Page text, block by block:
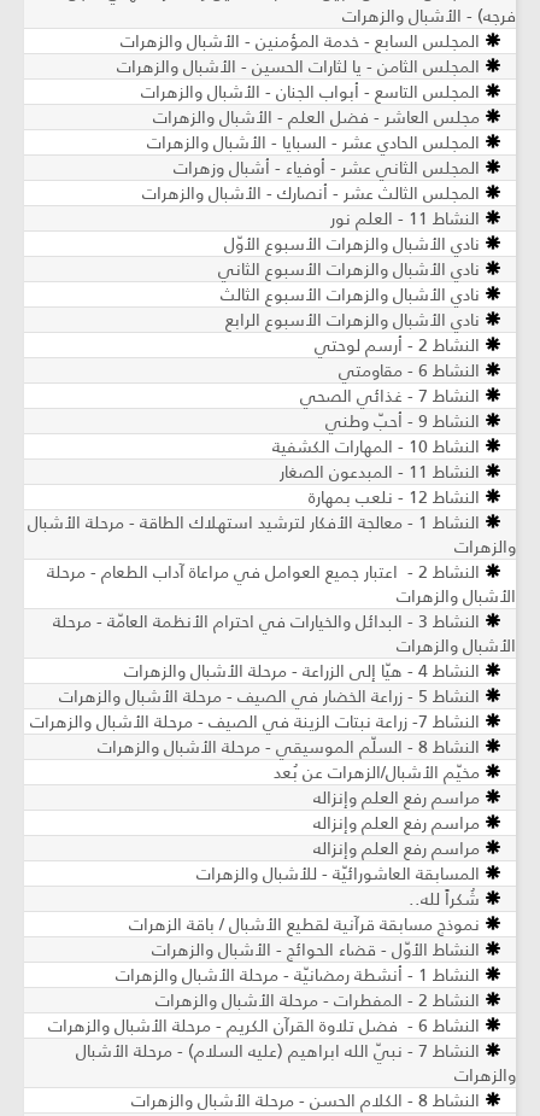
فرجه) - الأشبال والزهرات
المجلس السابع - خدمة المؤمنين - الأشبال والزهرات
المجلس الثامن - يا لثارات الحسين - الأشبال والزهرات
المجلس التاسع - أبواب الجنان - الأشبال والزهرات
مجلس العاشر - فضل العلم - الأشبال والزهرات
المجلس الحادي عشر - السبايا - الأشبال والزهرات
المجلس الثاني عشر - أوفياء - أشبال وزهرات
المجلس الثالث عشر - أنصارك - الأشبال والزهرات
النشاط 11 - العلم نور
نادي الأشبال والزهرات الأسبوع الأوّل
نادي الأشبال والزهرات الأسبوع الثاني
نادي الأشبال والزهرات الأسبوع الثالث
نادي الأشبال والزهرات الأسبوع الرابع
النشاط 2 - أرسم لوحتي
النشاط 6 - مقاومتي
النشاط 7 - غذائي الصحي
النشاط 9 - أحبّ وطني
النشاط 10 - المهارات الكشفية
النشاط 11 - المبدعون الصغار
النشاط 12 - نلعب بمهارة
النشاط 1 - معالجة الأفكار لترشيد استهلاك الطاقة - مرحلة الأشبال
والزهرات
النشاط 2 - اعتبار جميع العوامل في مراعاة آداب الطعام - مرحلة
الأشبال والزهرات
النشاط 3 - البدائل والخيارات في احترام الأنظمة العامّة - مرحلة
الأشبال والزهرات
النشاط 4 - هيّا إلى الزراعة - مرحلة الأشبال والزهرات
النشاط 5 - زراعة الخضار في الصيف - مرحلة الأشبال والزهرات
النشاط 7- زراعة نبتات الزينة في الصيف - مرحلة الأشبال والزهرات
النشاط 8 - السلّم الموسيقي - مرحلة الأشبال والزهرات
مخيّم الأشبال/الزهرات عن بُعد
مراسم رفع العلم وإنزاله
مراسم رفع العلم وإنزاله
مراسم رفع العلم وإنزاله
المسابقة العاشورائيّة - للأشبال والزهرات
شُكراً لله..
نموذج مسابقة قرآنية لقطيع الأشبال / باقة الزهرات
النشاط الأوّل - قضاء الحوائج - الأشبال والزهرات
النشاط 1 - أنشطة رمضانيّة - مرحلة الأشبال والزهرات
النشاط 2 - المفطرات - مرحلة الأشبال والزهرات
النشاط 6 - فضل تلاوة القرآن الكريم - مرحلة الأشبال والزهرات
النشاط 7 - نبيّ الله ابراهيم (عليه السلام) - مرحلة الأشبال
والزهرات
النشاط 8 - الكلام الحسن - مرحلة الأشبال والزهرات